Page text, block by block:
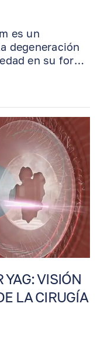
es un
degeneración
en su forma
función visual.
con
— y se
gotas,
VISIÓN
LA CIRUGÍA